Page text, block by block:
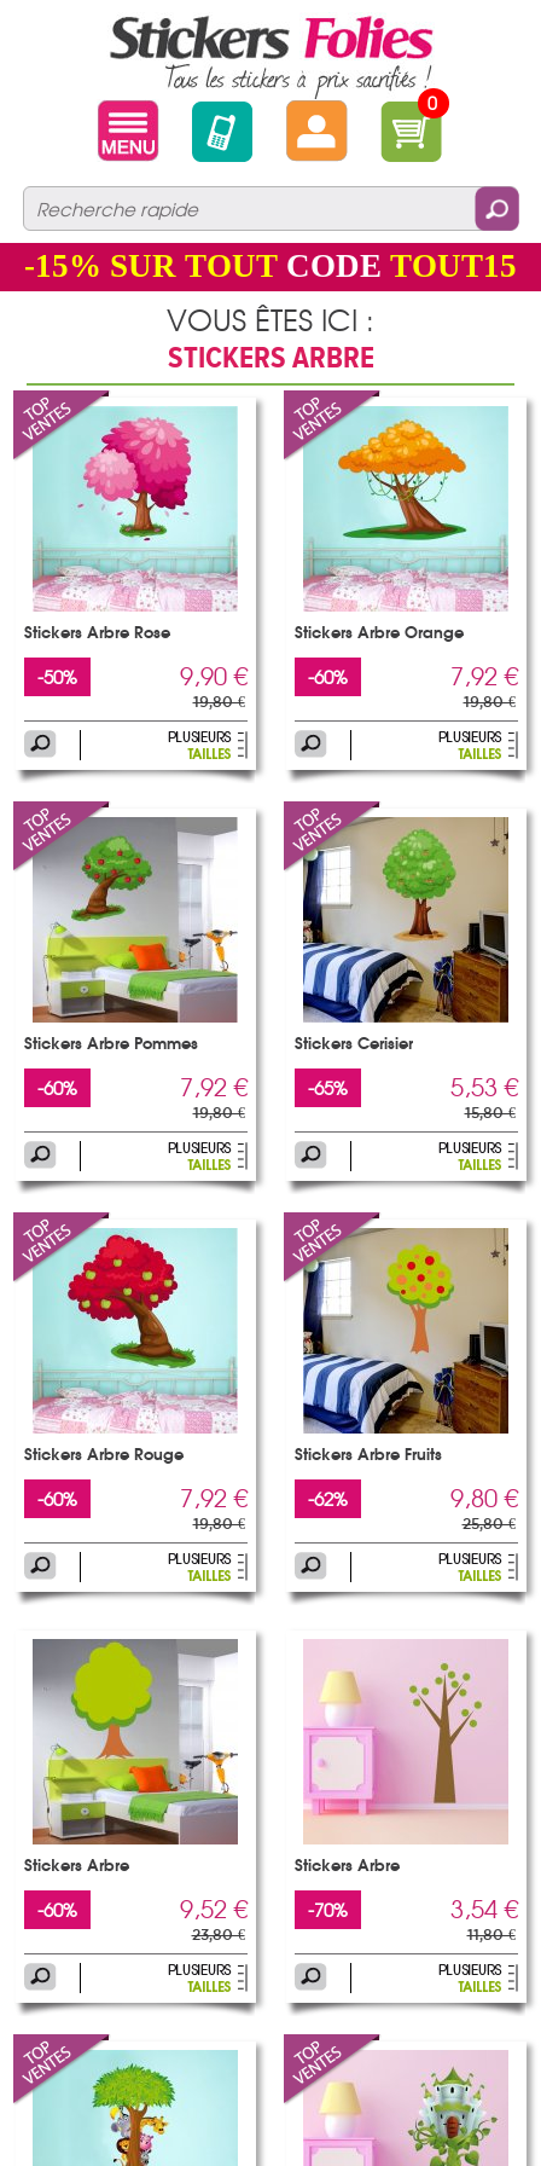
0
-15% SUR TOUT CODE TOUT15
VOUS ÊTES ICI :
STICKERS ARBRE
Stickers Arbre Rose
-50% 9,90 €
19,80 €
Stickers Arbre Orange
-60% 7,92 €
19,80 €
Stickers Arbre Pommes
-60% 7,92 €
19,80 €
Stickers Cerisier
-65% 5,53 €
15,80 €
Stickers Arbre Rouge
-60% 7,92 €
19,80 €
Stickers Arbre Fruits
-62% 9,80 €
25,80 €
Stickers Arbre
-60% 9,52 €
23,80 €
Stickers Arbre
-70% 3,54 €
11,80 €